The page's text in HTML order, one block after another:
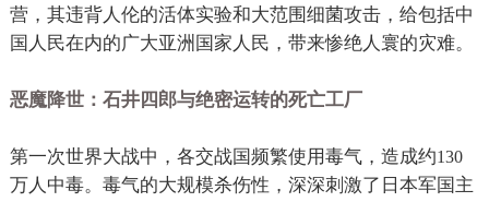
营，其违背人伦的活体实验和大范围细菌攻击，给包括中
国人民在内的广大亚洲国家人民，带来惨绝人寰的灾难。
恶魔降世：石井四郎与绝密运转的死亡工厂
第一次世界大战中，各交战国频繁使用毒气，造成约130
万人中毒。毒气的大规模杀伤性，深深刺激了日本军国主